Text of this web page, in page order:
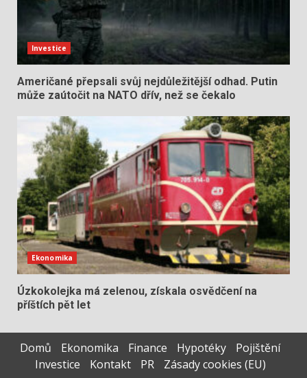
Investice
Američané přepsali svůj nejdůležitější odhad. Putin
může zaútočit na NATO dřív, než se čekalo
Ekonomika
Úzkokolejka má zelenou, získala osvědčení na
příštích pět let
Domů Ekonomika Finance Hypotéky
Pojištění
Investice
Kontakt PR Zásady cookies (EU)